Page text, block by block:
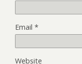
Email *
Website